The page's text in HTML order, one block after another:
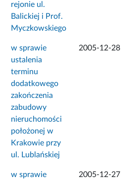
rejonie ul.
Balickiej i Prof.
Myczkowskiego
w sprawie
ustalenia
terminu
dodatkowego
zakończenia
zabudowy
nieruchomości
położonej w
Krakowie przy
ul. Lublańskiej
2005-12-28
w sprawie
2005-12-27